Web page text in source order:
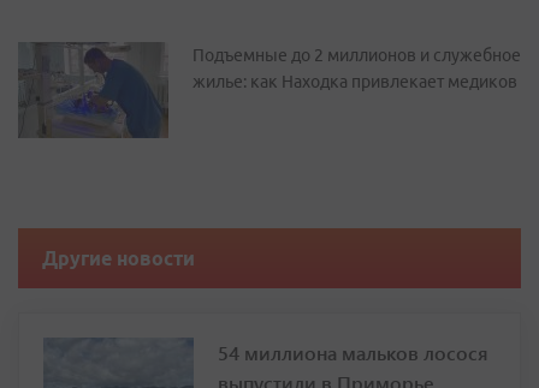
Подъемные до 2 миллионов и служебное
жилье: как Находка привлекает медиков
Другие новости
54 миллиона мальков лосося
выпустили в Приморье